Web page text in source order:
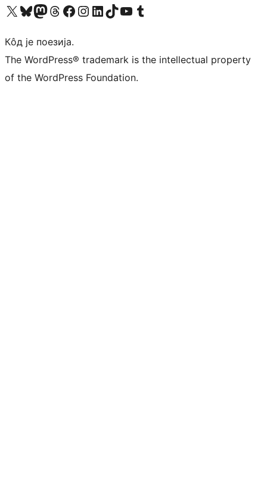
Visit our X (formerly Twitter) account
Посетите наш Bluesky налог
Visit our Mastodon account
Посетите наш налог на Threads-у Visit our Facebook page
Посетите наш Инстаграм налог
Visit our LinkedIn account
Посетите наш TikTok налог
Visit our YouTube channel
Посетите наш Tumblr налог
Кôд је поезија.
The WordPress® trademark is the intellectual property
of the WordPress Foundation.